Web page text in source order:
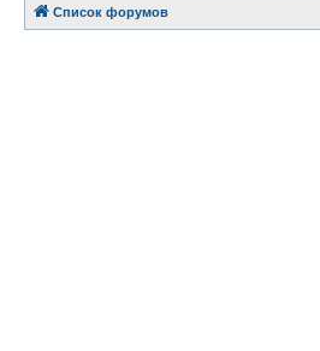
Список форумов